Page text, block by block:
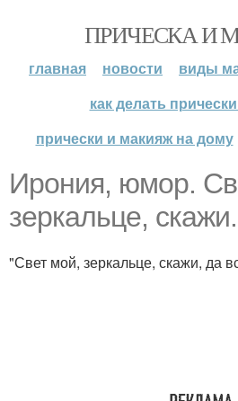
ПРИЧЕСКА И
главная новости
виды
как делать
прически и макияж на дому
Ирония, юмор.
зеркальце, скажи.
"Свет мой, зеркальце, скажи, да